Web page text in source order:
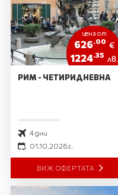
цена от
626.00 €
1224.35 лв.
РИМ - ЧЕТИРИДНЕВНА
4 дни
01.10.2026 г.
ВИЖ ОФЕРТАТА